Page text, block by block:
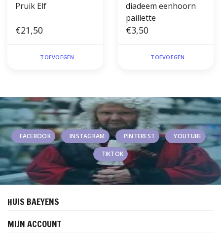
Pruik Elf
€21,50
TOEVOEGEN
diadeem eenhoorn
paillette
€3,50
TOEVOEGEN
FACEBOOK INSTAGRAM PINTEREST YOUTUBE
TIKTOK
HUIS BAEYENS
MIJN ACCOUNT